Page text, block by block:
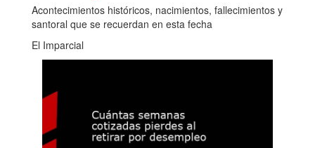
Acontecimientos históricos, nacimientos, fallecimientos y
santoral que se recuerdan en esta fecha
El Imparcial